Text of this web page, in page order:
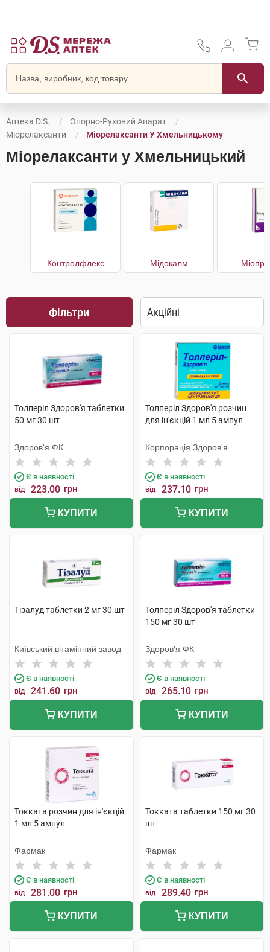
Аптека D.S.
Опорно-Руховий Апарат
Міорелаксанти
Міорелаксанти У Хмельницькому
Міорелаксанти у Хмельницький
Контролфлекс Мідокалм
Фільтри
Толперіл Здоров'я таблетки
50 мг 30 шт
Здоров'я ФК
Є в наявності
від 223.00 грн
КУПИТИ
Толперіл Здоров'я розчин
для ін'єкцій 1 мл 5 ампул
Корпорація Здоров'я
Є в наявності
від 237.10 грн
КУПИТИ
Тізалуд таблетки 2 мг 30 шт
Київський вітамінний завод
Є в наявності
від 241.60 грн
КУПИТИ
Толперіл Здоров'я таблетки
150 мг 30 шт
Здоров'я ФК
Є в наявності
від 265.10 грн
КУПИТИ
Токката розчин для ін'єкцій
1 мл 5 ампул
Фармак
Є в наявності
від 281.00 грн
КУПИТИ
Токката таблетки 150 мг 30
шт
Фармак
Є в наявності
від 289.40 грн
КУПИТИ